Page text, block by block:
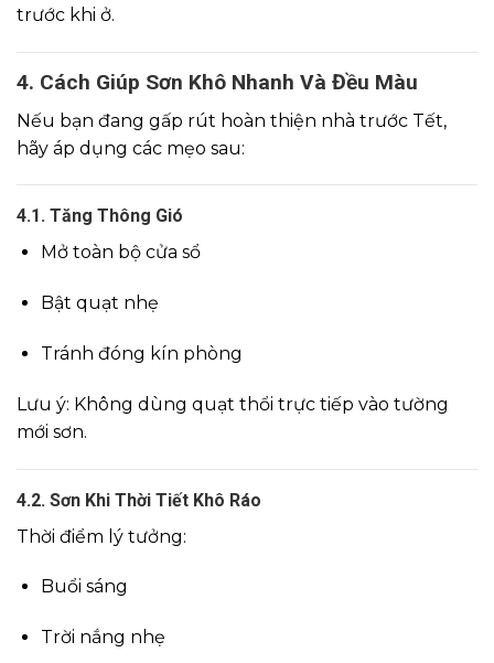
trước khi ở.
4. Cách Giúp Sơn Khô Nhanh Và Đều Màu
Nếu bạn đang gấp rút hoàn thiện nhà trước Tết,
hãy áp dụng các mẹo sau:
4.1. Tăng Thông Gió
Mở toàn bộ cửa sổ
Bật quạt nhẹ
Tránh đóng kín phòng
Lưu ý: Không dùng quạt thổi trực tiếp vào tường
mới sơn.
4.2. Sơn Khi Thời Tiết Khô Ráo
Thời điểm lý tưởng:
Buổi sáng
Trời nắng nhẹ